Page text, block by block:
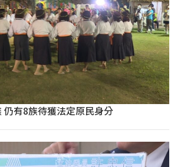
仍有8族待獲法定原民身分